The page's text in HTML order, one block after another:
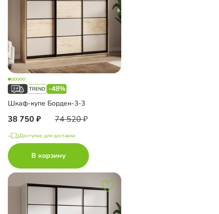
-48%
Шкаф-купе Борден-3-3
38 750 74 520
Доступно для доставки
В корзину